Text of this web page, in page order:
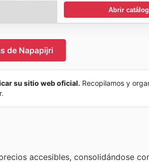
Abrir
de Napapijri
su sitio web oficial. Recopilamos y
accesibles, consolidándose